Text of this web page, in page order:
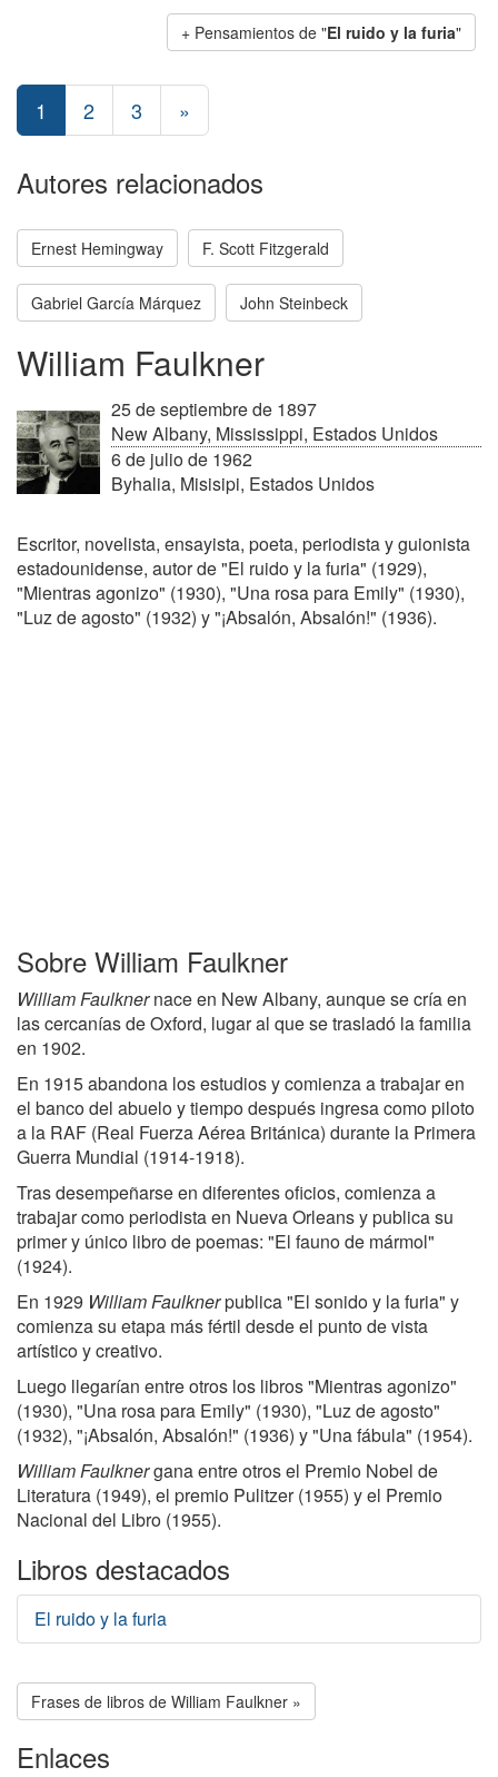
+ Pensamientos de "El ruido y la furia"
1 2 3 »
Autores relacionados
Ernest Hemingway F. Scott Fitzgerald
Gabriel García Márquez John Steinbeck
William Faulkner
25 de septiembre de 1897
New Albany, Mississippi, Estados Unidos
6 de julio de 1962
Byhalia, Misisipi, Estados Unidos
Escritor, novelista, ensayista, poeta, periodista y guionista
estadounidense, autor de "El ruido y la furia" (1929),
"Mientras agonizo" (1930), "Una rosa para Emily" (1930),
"Luz de agosto" (1932) y "¡Absalón, Absalón!" (1936).
Sobre William Faulkner
William Faulknernace en New Albany, aunque se cría en
las cercanías de Oxford, lugar al que se trasladó la familia
en 1902.
En 1915 abandona los estudios y comienza a trabajar en
el banco del abuelo y tiempo después ingresa como piloto
a la RAF (Real Fuerza Aérea Británica) durante la Primera
Guerra Mundial (1914-1918).
Tras desempeñarse en diferentes oficios, comienza a
trabajar como periodista en Nueva Orleans y publica su
primer y único libro de poemas: "El fauno de mármol"
(1924).
En 1929 William Faulknerpublica "El sonido y la furia" y
comienza su etapa más fértil desde el punto de vista
artístico y creativo.
Luego llegarían entre otros los libros "Mientras agonizo"
(1930), "Una rosa para Emily" (1930), "Luz de agosto"
(1932), "¡Absalón, Absalón!" (1936) y "Una fábula" (1954).
William Faulknergana entre otros el Premio Nobel de
Literatura (1949), el premio Pulitzer (1955) y el Premio
Nacional del Libro (1955).
Libros destacados
El ruido y la furia
Frases de libros de William Faulkner »
Enlaces